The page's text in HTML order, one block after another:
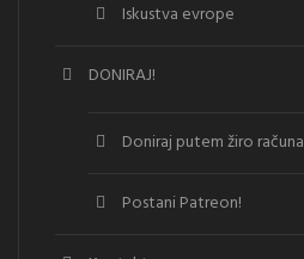
Iskustva evrope
DONIRAJ!
Doniraj putem žiro računa
Postani Patreon!